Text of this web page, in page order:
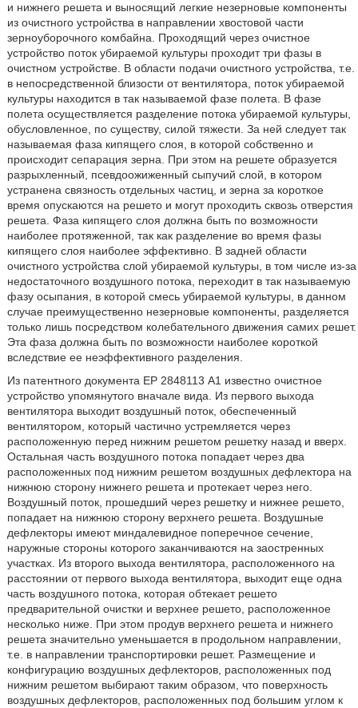
и нижнего решета и выносящий легкие незерновые компоненты
из очистного устройства в направлении хвостовой части
зерноуборочного комбайна. Проходящий через очистное
устройство поток убираемой культуры проходит три фазы в
очистном устройстве. В области подачи очистного устройства, т.е.
в непосредственной близости от вентилятора, поток убираемой
культуры находится в так называемой фазе полета. В фазе
полета осуществляется разделение потока убираемой культуры,
обусловленное, по существу, силой тяжести. За ней следует так
называемая фаза кипящего слоя, в которой собственно и
происходит сепарация зерна. При этом на решете образуется
разрыхленный, псевдоожиженный сыпучий слой, в котором
устранена связность отдельных частиц, и зерна за короткое
время опускаются на решето и могут проходить сквозь отверстия
решета. Фаза кипящего слоя должна быть по возможности
наиболее протяженной, так как разделение во время фазы
кипящего слоя наиболее эффективно. В задней области
очистного устройства слой убираемой культуры, в том числе из-за
недостаточного воздушного потока, переходит в так называемую
фазу осыпания, в которой смесь убираемой культуры, в данном
случае преимущественно незерновые компоненты, разделяется
только лишь посредством колебательного движения самих решет.
Эта фаза должна быть по возможности наиболее короткой
вследствие ее неэффективного разделения.
Из патентного документа ЕР 2848113 А1 известно очистное
устройство упомянутого вначале вида. Из первого выхода
вентилятора выходит воздушный поток, обеспеченный
вентилятором, который частично устремляется через
расположенную перед нижним решетом решетку назад и вверх.
Остальная часть воздушного потока попадает через два
расположенных под нижним решетом воздушных дефлектора на
нижнюю сторону нижнего решета и протекает через него.
Воздушный поток, прошедший через решетку и нижнее решето,
попадает на нижнюю сторону верхнего решета. Воздушные
дефлекторы имеют миндалевидное поперечное сечение,
наружные стороны которого заканчиваются на заостренных
участках. Из второго выхода вентилятора, расположенного на
расстоянии от первого выхода вентилятора, выходит еще одна
часть воздушного потока, которая обтекает решето
предварительной очистки и верхнее решето, расположенное
несколько ниже. При этом продув верхнего решета и нижнего
решета значительно уменьшается в продольном направлении,
т.е. в направлении транспортировки решет. Размещение и
конфигурацию воздушных дефлекторов, расположенных под
нижним решетом выбирают таким образом, что поверхность
воздушных дефлекторов, расположенных под большим углом к